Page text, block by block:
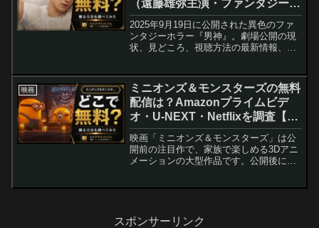
内にそのまま掲載しています。
（遠藤雄弥主演・ファンタジーホ
ラー）
2025年9月19日に公開された異色のファ
ンタジーホラー『男神』。劇場公開の現
状、見どころ、視聴方法の最新情報、
になる方はこの記事で公開後の実情を確
認してください。
映画
ミニオンズ＆モンスターズの無料
配信は？Amazonプライムビデ
オ・U-NEXT・Netflixを調査【ス
ティーヴ・カレル・ピエール・コ
フィン】
映画「ミニオンズ＆モンスターズ」は公
開前の注目作で、家族で楽しめる3Dアニ
メーションの大型作品です。公開後にど
スポンサーリンク